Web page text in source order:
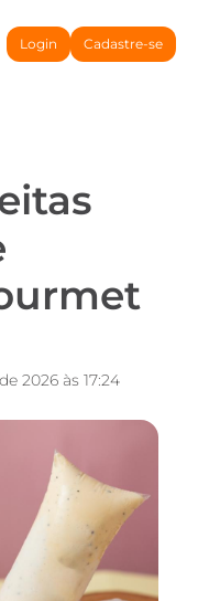
Login Cadastre-se
2026 às 17:24